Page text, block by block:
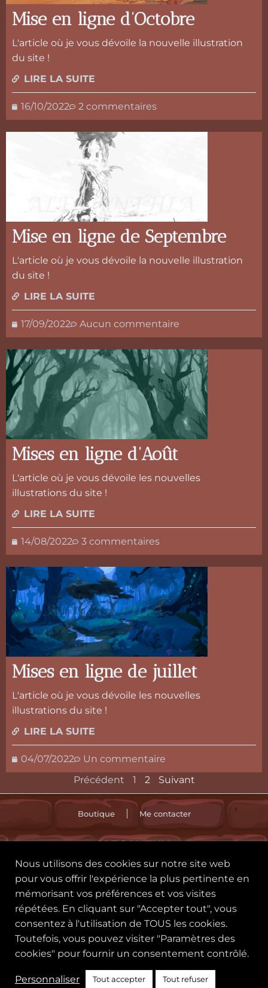
Mise en ligne d’Octobre
L'article où je vous dévoile la nouvelle illustration
du site !
LIRE LA SUITE
16/10/2022 2 commentaires
Mise en ligne de Septembre
L'article où je vous dévoile la nouvelle illustration
du site !
LIRE LA SUITE
17/09/2022 Aucun commentaire
Mises en ligne d’Août
L'article où je vous dévoile les nouvelles
illustrations du site !
LIRE LA SUITE
14/08/2022 3 commentaires
Mises en ligne de juillet
L'article où je vous dévoile les nouvelles
illustrations du site !
LIRE LA SUITE
04/07/2022
Un commentaire
Précédent
1 2 Suivant
Boutique Me contacter
ALECANTHIA
🪄 CGU Politique des cookies
Politique de confidentialité
Nous utilisons des cookies sur notre site web
pour vous offrir l'expérience la plus pertinente en
mémorisant vos préférences et vos visites
répétées. En cliquant sur "Accepter tout", vous
consentez à l'utilisation de TOUS les cookies.
Toutefois, vous pouvez visiter "Paramètres des
cookies" pour fournir un consentement contrôlé.
Personnaliser Tout accepter Tout refuser